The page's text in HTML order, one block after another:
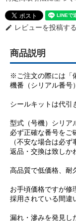
edit レビューを投稿する
商品説明
※ご注文の際には「
機番（シリアル番号
シールキットは代引
型式（号機）シリア
必ず正確な番号をご
（不安な場合は必
返品・交換は致しか
高品質で低価格、耐
お手頃価格ですが修
採用されている間違
漏れ・滲みを発見し